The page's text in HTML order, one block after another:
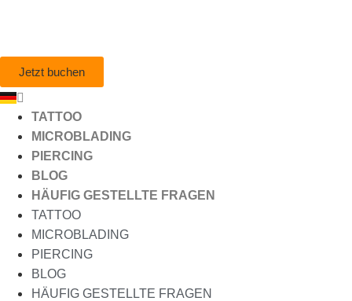
Jetzt buchen
TATTOO
MICROBLADING
PIERCING
BLOG
HÄUFIG GESTELLTE FRAGEN
TATTOO
MICROBLADING
PIERCING
BLOG
HÄUFIG GESTELLTE FRAGEN